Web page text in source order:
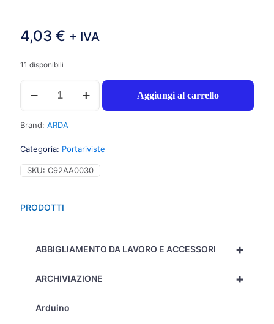
PRODOTTI
+
ABBIGLIAMENTO DA LAVORO E ACCESSORI
+
ARCHIVIAZIONE
Arduino
4,03 € + IVA
11 disponibili
Arda
Portariviste,
29,5x27cm,
dorso
7,5cm,
blu
trasparente
–
Aggiungi al carrello
Brand: ARDA
Categoria: Portariviste
SKU: C92AA0030